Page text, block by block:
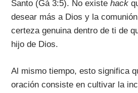
Santo (Gá 3:5). No existehack
desear más a Dios y la
certeza genuina dentro de ti de
hijo de Dios.
Al mismo tiempo, esto significa
oración consiste en cultivar la